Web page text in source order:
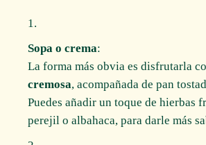
Sopa o crema:
La forma más obvia es disfrutarla
cremosa, acompañada de pan
Puedes añadir un toque de hierbas
perejil o albahaca, para darle más